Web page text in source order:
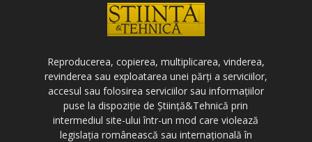
Reproducerea, copierea, multiplicarea, vinderea,
revinderea sau exploatarea unei părți a serviciilor,
accesul sau folosirea serviciilor sau informațiilor
puse la dispoziție de Știință&Tehnică prin
intermediul site-ului într-un mod care violează
legislația românească sau internațională în